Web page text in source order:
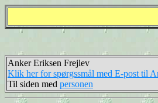
Anker Eriksen Frejlev
Klik her for spørgssmål med E-post til
Til siden med personen